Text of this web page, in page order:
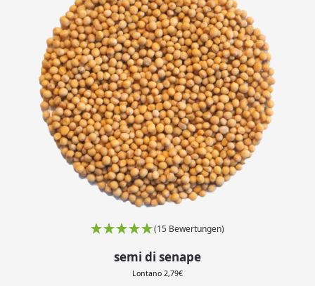
(15 Bewertungen)
semi di senape
Lontano 2,79€